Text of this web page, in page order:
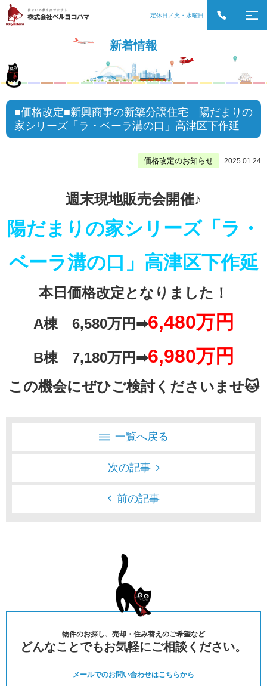
定休日／火・水曜日
新着情報
■価格改定■新興商事の新築分譲住宅 陽だまりの
家シリーズ「ラ・ベーラ溝の口」高津区下作延
価格改定のお知らせ 2025.01.24
週末現地販売会開催♪
陽だまりの家シリーズ「ラ・
ベーラ溝の口」高津区下作延
本日価格改定となりました！
A棟 6,580万円➡6,480万円
B棟 7,180万円➡6,980万円
この機会にぜひご検討くださいませ🐱
一覧へ戻る
次の記事
前の記事
物件のお探し、売却・住み替えのご希望など
どんなことでもお気軽にご相談ください。
メールでのお問い合わせはこちらから